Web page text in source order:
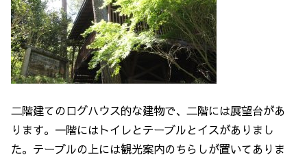
二階建てのログハウス的な建物で、二階には展望台があ
ります。一階にはトイレとテーブルとイスがありまし
た。テーブルの上には観光案内のちらしが置いてありま